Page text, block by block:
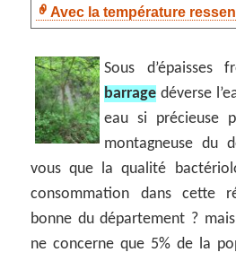
Avec la température
Sous d’épaisses
barrage déverse
eau si précieuse
montagneuse du
vous que la qualité
consommation dans cette
bonne du département ?
ne concerne que 5% de la